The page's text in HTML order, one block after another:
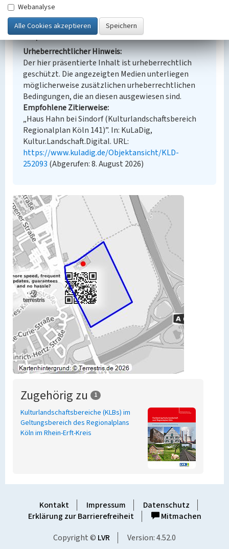
Empfohlene Zitierweise
Urheberrechtlicher Hinweis
Der hier präsentierte Inhalt ist urheberrechtlich
geschützt. Die angezeigten Medien unterliegen
möglicherweise zusätzlichen urheberrechtlichen
Bedingungen, die an diesen ausgewiesen sind.
Empfohlene Zitierweise
„Haus Hahn bei Sindorf (Kulturlandschaftsbereich
Regionalplan Köln 141)”. In: KuLaDig,
Kultur.Landschaft.Digital. URL:
https://www.kuladig.de/Objektansicht/KLD-
252093 (Abgerufen: 8. August 2026)
Zugehörig zu 1
Kulturlandschaftsbereiche (KLBs) im
Geltungsbereich des Regionalplans
Köln im Rhein-Erft-Kreis
Kontakt Impressum
Datenschutz
Erklärung zur Barrierefreiheit
Mitmachen
Copyright © LVR Version: 4.52.0
Webanalyse